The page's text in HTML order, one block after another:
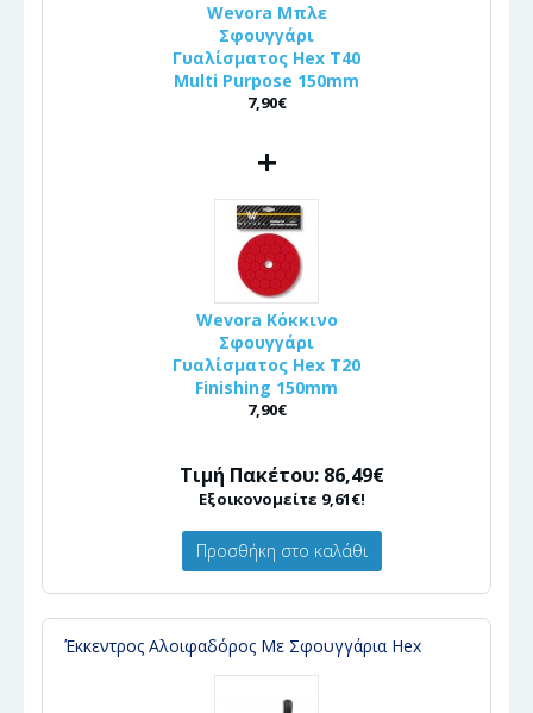
Wevora Μπλε
Σφουγγάρι
Γυαλίσματος Hex T40
Multi Purpose 150mm
7,90€
+
Wevora Κόκκινο
Σφουγγάρι
Γυαλίσματος Hex T20
Finishing 150mm
7,90€
Τιμή Πακέτου: 86,49€
Εξοικονομείτε 9,61€!
Προσθήκη στο καλάθι
Έκκεντρος Αλοιφαδόρος Με Σφουγγάρια Hex